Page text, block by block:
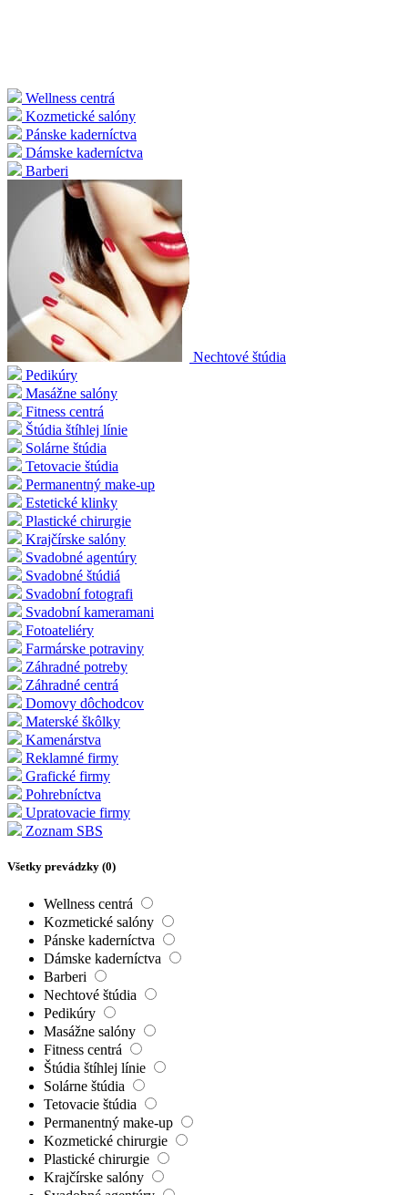
Wellness centrá
Kozmetické salóny
Pánske kaderníctva
Dámske kaderníctva
Barberi
Nechtové štúdia
Pedikúry
Masážne salóny
Fitness centrá
Štúdia štíhlej línie
Solárne štúdia
Tetovacie štúdia
Permanentný make-up
Estetické klinky
Plastické chirurgie
Krajčírske salóny
Svadobné agentúry
Svadobné štúdiá
Svadobní fotografi
Svadobní kameramani
Fotoateliéry
Farmárske potraviny
Záhradné potreby
Záhradné centrá
Domovy dôchodcov
Materské škôlky
Kamenárstva
Reklamné firmy
Grafické firmy
Pohrebníctva
Upratovacie firmy
Zoznam SBS
Všetky prevádzky (0)
Wellness centrá
Kozmetické salóny
Pánske kaderníctva
Dámske kaderníctva
Barberi
Nechtové štúdia
Pedikúry
Masážne salóny
Fitness centrá
Štúdia štíhlej línie
Solárne štúdia
Tetovacie štúdia
Permanentný make-up
Kozmetické chirurgie
Plastické chirurgie
Krajčírske salóny